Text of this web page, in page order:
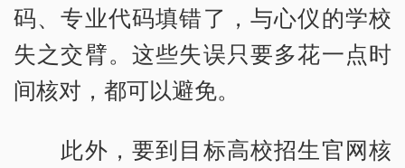
码、专业代码填错了，与心仪的学校
失之交臂。这些失误只要多花一点时
间核对，都可以避免。
此外，要到目标高校招生官网核